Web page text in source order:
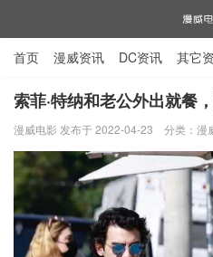
漫威
首页 漫威资讯 DC资讯 其它
电视剧资源 漫威图片
索菲·特纳和老公外出就餐
漫威电影 发布于 2022-04-23 分类： 漫